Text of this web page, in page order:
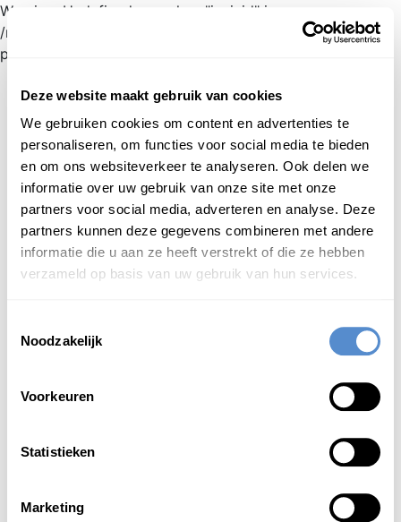
Deze website maakt gebruik van cookies
We gebruiken cookies om content en advertenties te
personaliseren, om functies voor social media te bieden
en om ons websiteverkeer te analyseren. Ook delen we
informatie over uw gebruik van onze site met onze
partners voor social media, adverteren en analyse. Deze
partners kunnen deze gegevens combineren met andere
informatie die u aan ze heeft verstrekt of die ze hebben
verzameld op basis van uw gebruik van hun services.
Noodzakelijk
Voorkeuren
Statistieken
Marketing
Warning: Undefined array key "jnnjuid" in
/mnt/web216/d2/76/52236976/htdocs/jnnj-
prod/search.php on line 276
新日蘭蘭日辞典 inloggen
Begint met
Login om te bewerken ...
詰
きつ
kitsu
1(in kanji combinaties) kritisch [scherp]
bukken; krom [moeilijk te begrijpen] zijn
詰屈した老梅
詰屈な詩